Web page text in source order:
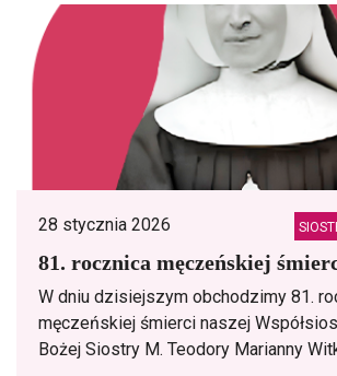
28 stycznia 2026
81. rocznica męczeńskiej
W dniu dzisiejszym obchodzimy 81.
męczeńskiej śmierci naszej
Bożej Siostry M. Teodory Marianny